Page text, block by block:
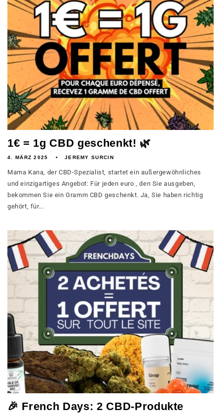
1€ = 1g CBD geschenkt! 🌿
4. MÄRZ 2025 JEREMY SURCIN
Mama Kana, der CBD-Spezialist, startet ein außergewöhnliches
und einzigartiges Angebot: Für jeden euro , den Sie ausgeben,
bekommen Sie ein Gramm CBD geschenkt. Ja, Sie haben richtig
gehört, für...
🎉 French Days: 2 CBD-Produkte